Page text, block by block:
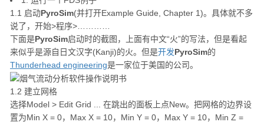
1.1 启动PyroSim(并打开Example Guide, Chapter 1)。具体就不多
说了，开始>程序>…………
下面是PyroSim启动时的截图，上面有中文“火”的写法，但是看起
来似乎是源自日文汉字(Kanji)的火。但是开发PyroSim的
Thunderhead engineering是一家位于美国的公司。
1.2 建立网格
选择Model > Edit Grid ... 在跳出的面板上点New。把网格的边界设
置为Min X = 0，Max X = 10，Min Y = 0，Max Y = 10，Min Z =